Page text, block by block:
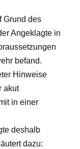
Grund des
Angeklagte in
befand.
Hinweise
akut
in einer
deshalb
dazu: